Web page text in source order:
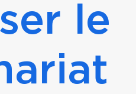
le